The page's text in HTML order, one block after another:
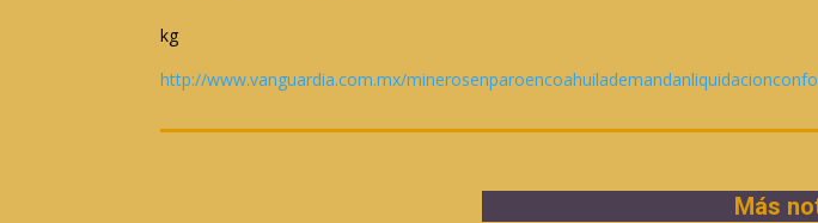
kg
http://www.vanguardia.com.mx/
Más